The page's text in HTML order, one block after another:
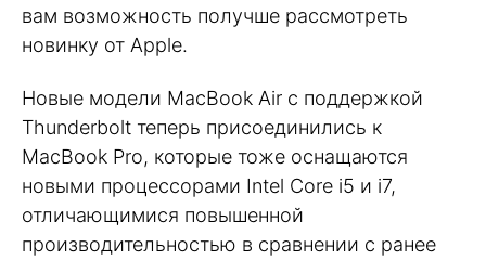
вам возможность получше рассмотреть
новинку от Apple.
Новые модели MacBook Air с поддержкой
Thunderbolt теперь присоединились к
MacBook Pro, которые тоже оснащаются
новыми процессорами Intel Core i5 и i7,
отличающимися повышенной
производительностью в сравнении с ранее